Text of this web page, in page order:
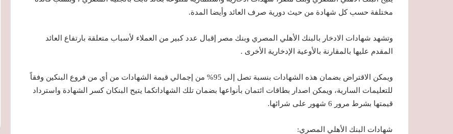
مختلفة حسب كل شهادة من حيث دورية صرف العائد وأيضا المدة.
وتشهد شهادات الادخار بالبنك الأهلي المصري وبنك مصر إقبال عدد كبير من العملاء لأسباب متعلقة بارتفاع العائد
المقدم عليها بالمقارنة بالأوعية الإدخارية الأخرى .
ويمكن الاقتراض بضمان هذه الشهادات بنسبة تصل إلى 95% من إجمالي قيمة الشهادات من أي من فروع البنكين وفقاً
للتعليمات السارية، ويمكن اصدار بطاقات ائتمان بأنواعها بضمان تلك الشهاداتكما يتيح البنكان كسر الشهادة واسترداد
قيمتها بشرط مرور 6 شهور على شرائها.
شهادات البنك الأهلي المصري: